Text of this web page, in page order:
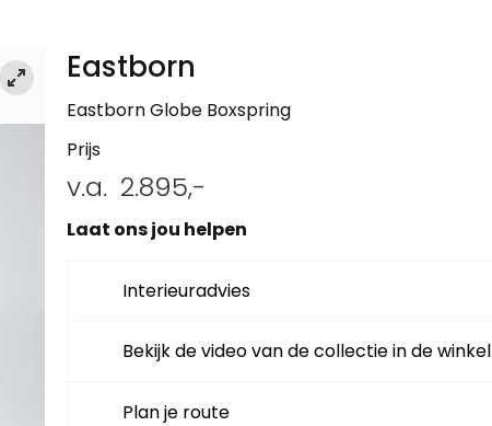
Eastborn
Eastborn Globe Boxspring
Prijs
v.a. 2.895,-
Laat ons jou helpen
Interieuradvies
Bekijk de video van de collectie in de winkel
Plan je route